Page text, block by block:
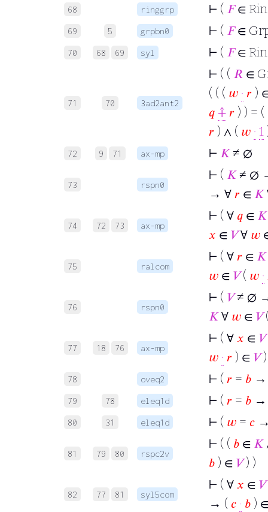
68 ringgrp ⊢ ( 𝐹∈
69 5 grpbn0 ⊢ ( 𝐹∈
70 68 69 syl ⊢ ( 𝐹∈
71 70 3ad2ant2
⊢ ( ( 𝑅 ∈
( ( ( 𝑤 · 𝑟 )
𝑞 ⨣𝑟 ) ) =
𝑟 ) ∧ ( 𝑤 · 1
72 9 71 ax-mp ⊢ 𝐾≠ ∅
73 rspn0
⊢ ( 𝐾≠ ∅
→ ∀𝑟 ∈ 𝐾
74 72 73 ax-mp
⊢ ( ∀𝑞 ∈ 𝐾
𝑥 ∈ 𝑉∀ 𝑤
75 ralcom
⊢ ( ∀𝑟 ∈ 𝐾
𝑤 ∈ 𝑉( 𝑤 ·
76 rspn0
⊢ ( 𝑉≠ ∅
𝐾∀ 𝑤 ∈ 𝑉
77 18 76 ax-mp
⊢ ( ∀𝑥 ∈ 𝑉
𝑤 · 𝑟 ) ∈ 𝑉)
78 oveq2 ⊢ ( 𝑟 = 𝑏
79 78 eleq1d ⊢ ( 𝑟 = 𝑏 →
80 31 eleq1d ⊢ ( 𝑤 = 𝑐
81 79 80 rspc2v
⊢ ( ( 𝑏 ∈ 𝐾
𝑏 ) ∈ 𝑉) )
82 77 81 syl5com
⊢ ( ∀𝑥 ∈ 𝑉
→ ( 𝑐 · 𝑏 )